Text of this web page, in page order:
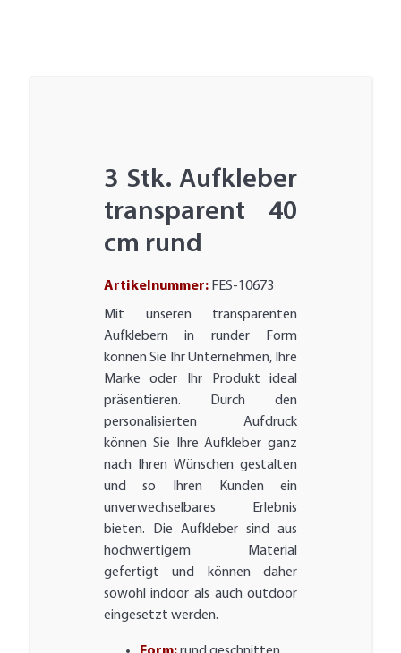
3 Stk. Aufkleber
transparent 40
cm rund
Artikelnummer: FES-10673
Mit unseren transparenten
Aufklebern in runder Form
können Sie Ihr Unternehmen, Ihre
Marke oder Ihr Produkt ideal
präsentieren. Durch den
personalisierten Aufdruck
können Sie Ihre Aufkleber ganz
nach Ihren Wünschen gestalten
und so Ihren Kunden ein
unverwechselbares Erlebnis
bieten. Die Aufkleber sind aus
hochwertigem Material
gefertigt und können daher
sowohl indoor als auch outdoor
eingesetzt werden.